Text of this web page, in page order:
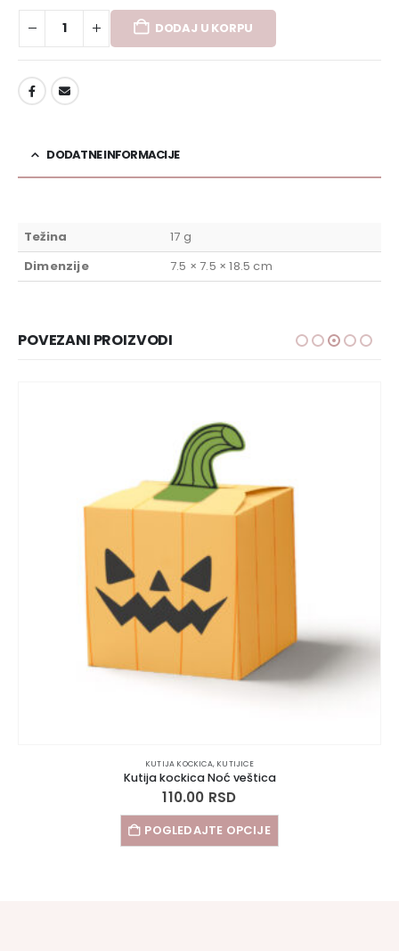
DODAJ U KORPU
DODATNE INFORMACIJE
Težina
17 g
Dimenzije
7.5 × 7.5 × 18.5 cm
POVEZANI PROIZVODI
KUTIJA KOCKICA, KUTIJICE
Kutija kockica Noć veštica
110.00 RSD
POGLEDAJTE OPCIJE